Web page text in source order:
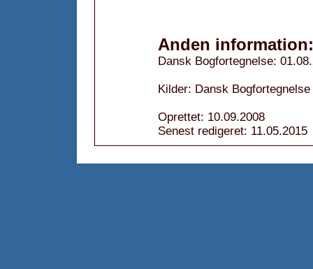
Anden information:
Dansk Bogfortegnelse:
Kilder: Dansk Bogfortegnelse
Oprettet: 10.09.2008
Senest redigeret: 11.05.2015